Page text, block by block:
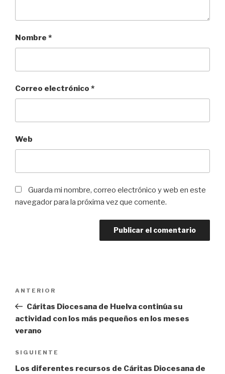
Nombre *
Correo electrónico *
Web
Guarda mi nombre, correo electrónico y web en este
navegador para la próxima vez que comente.
entradas
Entrada
anterior:
ANTERIOR
Cáritas Diocesana de Huelva continúa su
actividad con los más pequeños en los meses
verano
Siguiente
entrada
SIGUIENTE
Los diferentes recursos de Cáritas Diocesana de